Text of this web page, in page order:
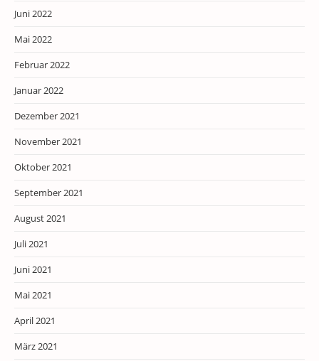
Juni 2022
Mai 2022
Februar 2022
Januar 2022
Dezember 2021
November 2021
Oktober 2021
September 2021
August 2021
Juli 2021
Juni 2021
Mai 2021
April 2021
März 2021